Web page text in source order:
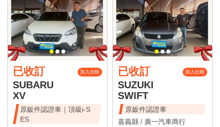
已收訂 加入比較
SUBARU
XV
原鈑件認證車｜頂級i-S
ES
已收訂 加入比較
SUZUKI
SWIFT
原鈑件認證車
嘉義縣 / 廣一汽車商行